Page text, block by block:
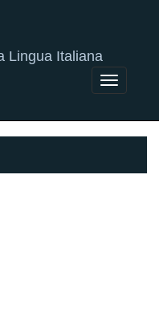
Lingua Italiana
Toggle